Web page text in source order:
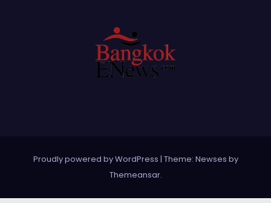
Proudly powered by WordPress | Theme: Newses by
Themeansar.